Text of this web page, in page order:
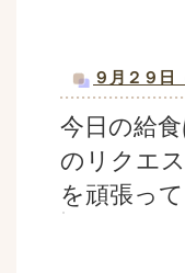
９月２９日
今日の給
のリクエ
を頑張っ